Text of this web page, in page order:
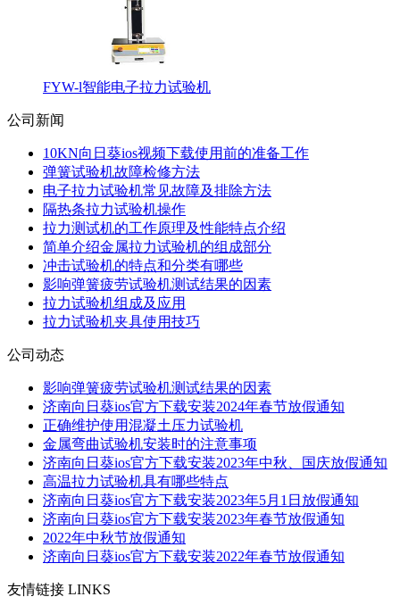
FYW-l智能电子拉力试验机
公司新闻
10KN向日葵ios视频下载使用前的准备工作
弹簧试验机故障检修方法
电子拉力试验机常见故障及排除方法
隔热条拉力试验机操作
拉力测试机的工作原理及性能特点介绍
简单介绍金属拉力试验机的组成部分
冲击试验机的特点和分类有哪些
影响弹簧疲劳试验机测试结果的因素
拉力试验机组成及应用
拉力试验机夹具使用技巧
公司动态
影响弹簧疲劳试验机测试结果的因素
济南向日葵ios官方下载安装2024年春节放假通知
正确维护使用混凝土压力试验机
金属弯曲试验机安装时的注意事项
济南向日葵ios官方下载安装2023年中秋、国庆放假通知
高温拉力试验机具有哪些特点
济南向日葵ios官方下载安装2023年5月1日放假通知
济南向日葵ios官方下载安装2023年春节放假通知
2022年中秋节放假通知
济南向日葵ios官方下载安装2022年春节放假通知
友情链接 LINKS